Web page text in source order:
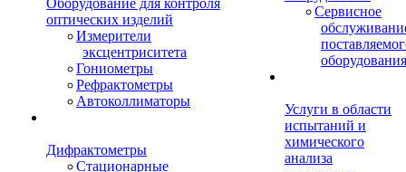
Оборудование для контроля
оптических изделий
Измерители
эксцентриситета
Гониометры
Рефрактометры
Автоколлиматоры
Дифрактометры
Стационарные
Сервисное
оборудования
Услуги в области
испытаний и
химического
анализа